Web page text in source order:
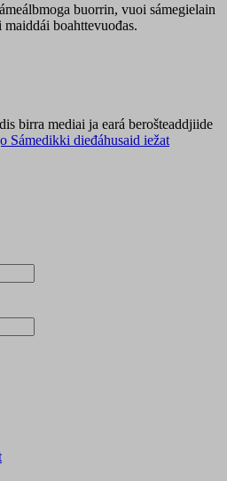
buorrin, vuoi sámegielain
boahttevuođas.
birra mediai ja eará berošteaddjiide
Sámedikki dieđáhusaid iežat